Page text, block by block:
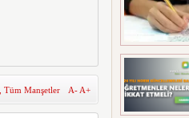
Tüm Manşetler A- A+